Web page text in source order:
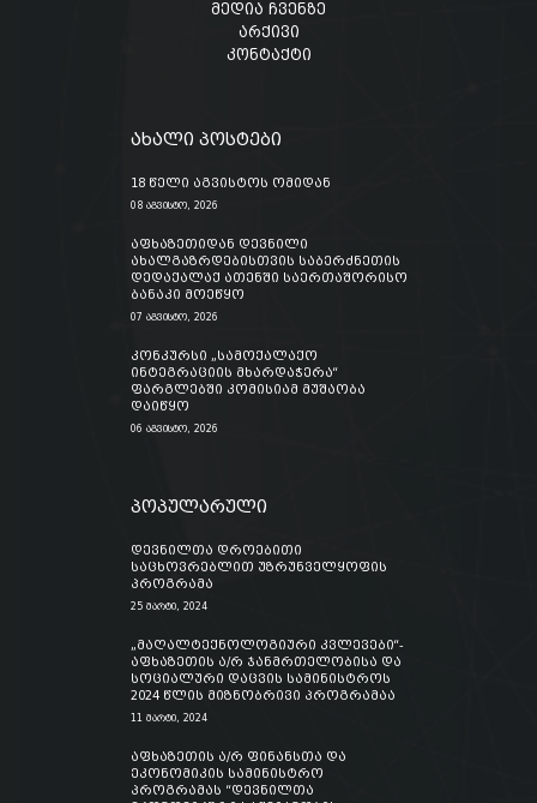
მედია ჩვენზე
არქივი
კონტაქტი
ახალი პოსტები
18 წელი აგვისტოს ომიდან
08 აგვისტო, 2026
აფხაზეთიდან დევნილი
ახალგაზრდებისთვის საბერძნეთის
დედაქალაქ ათენში საერთაშორისო
ბანაკი მოეწყო
07 აგვისტო, 2026
კონკურსი „სამოქალაქო
ინტეგრაციის მხარდაჭერა“
ფარგლებში კომისიამ მუშაობა
დაიწყო
06 აგვისტო, 2026
პოპულარული
დევნილთა დროებითი
საცხოვრებლით უზრუნველყოფის
პროგრამა
25 მარტი, 2024
„მაღალტექნოლოგიური კვლევები“-
აფხაზეთის ა/რ ჯანმრთელობისა და
სოციალური დაცვის სამინისტროს
2024 წლის მიზნობრივი პროგრამაა
11 მარტი, 2024
აფხაზეთის ა/რ ფინანსთა და
ეკონომიკის სამინისტრო
პროგრამას “დევნილთა